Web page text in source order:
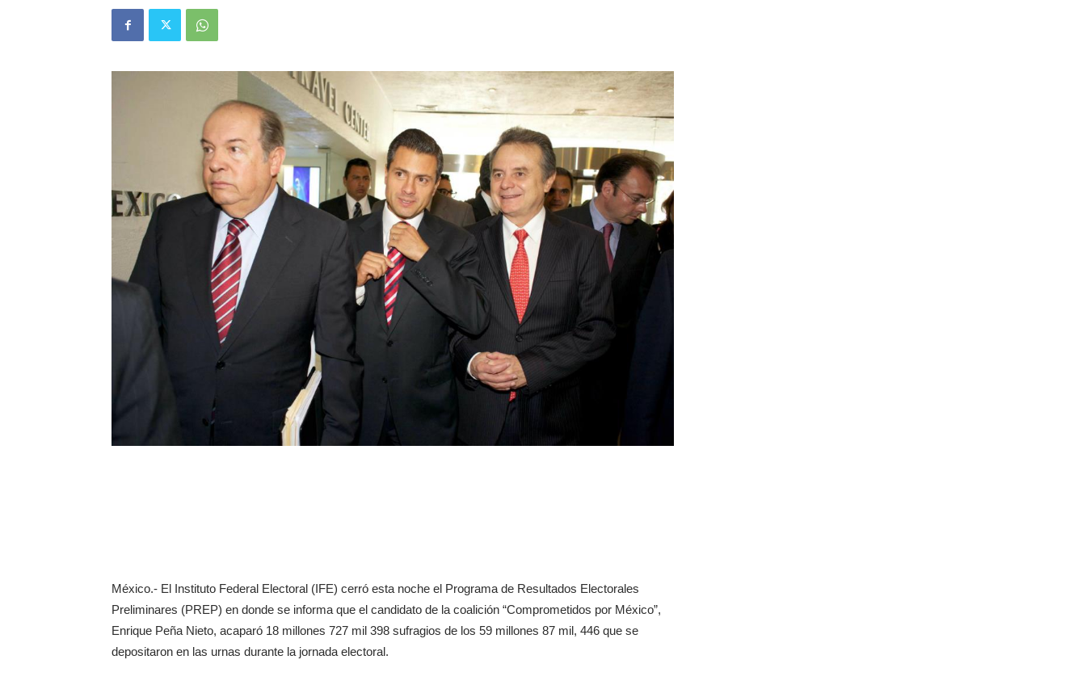
México.- El Instituto Federal Electoral (IFE) cerró esta noche el Programa de Resultados Electorales
Preliminares (PREP) en donde se informa que el candidato de la coalición “Comprometidos por México”,
Enrique Peña Nieto, acaparó 18 millones 727 mil 398 sufragios de los 59 millones 87 mil, 446 que se
depositaron en las urnas durante la jornada electoral.